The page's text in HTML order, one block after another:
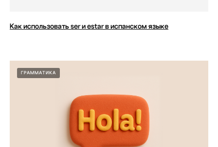
Как использовать ser и estar в испанском языке
ГРАММАТИКА